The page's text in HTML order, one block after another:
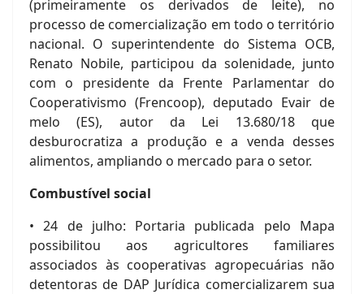
(primeiramente os derivados de leite), no
processo de comercialização em todo o território
nacional. O superintendente do Sistema OCB,
Renato Nobile, participou da solenidade, junto
com o presidente da Frente Parlamentar do
Cooperativismo (Frencoop), deputado Evair de
melo (ES), autor da Lei 13.680/18 que
desburocratiza a produção e a venda desses
alimentos, ampliando o mercado para o setor.
Combustível social
• 24 de julho: Portaria publicada pelo Mapa
possibilitou aos agricultores familiares
associados às cooperativas agropecuárias não
detentoras de DAP Jurídica comercializarem sua